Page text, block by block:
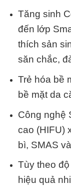
Tăng sinh
đến lớp
thích sản
săn chắc,
Trẻ hóa bề
bề mặt da
Công nghệ
cao (HIFU)
bì, SMAS
Tùy theo
hiệu quả